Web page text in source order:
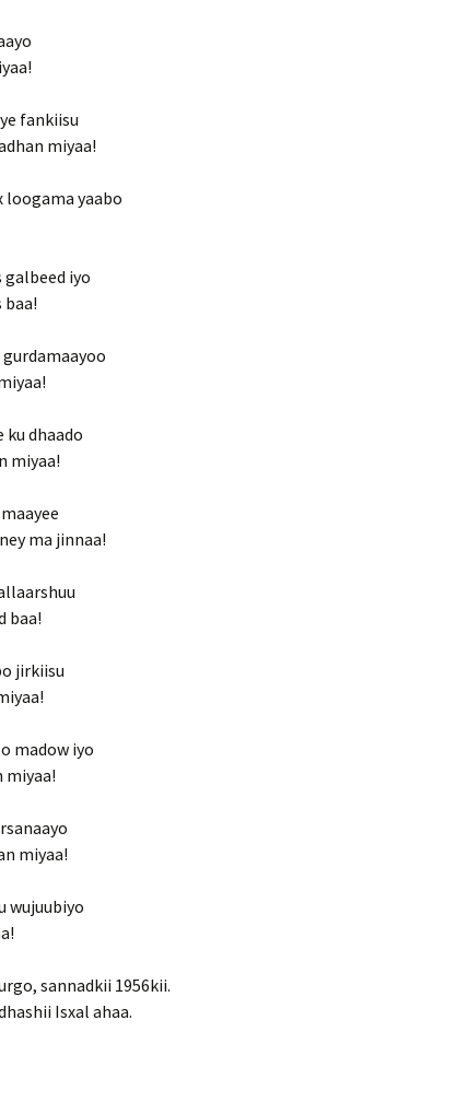
fankiisu
miyaa!
loogama yaabo
galbeed iyo
baa!
ku dhaado
miyaa!
ma jinnaa!
baa!
jirkiisu
madow iyo
miyaa!
miyaa!
wujuubiyo
sannadkii 1956kii.
Isxal ahaa.